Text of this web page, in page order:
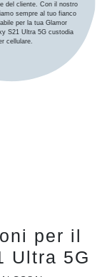
del cliente. Con il nostro
sempre al tuo fianco
per la tua Glamor
S21 Ultra 5G custodia
cellulare.
per il
Ultra 5G